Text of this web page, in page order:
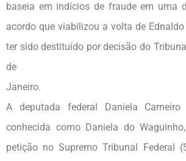
baseia em indícios de fraude em uma
acordo que viabilizou a volta de
ter sido destituído por decisão do
de
A deputada federal Daniela Carneiro
conhecida como Daniela do
petição no Supremo Tribunal Federal